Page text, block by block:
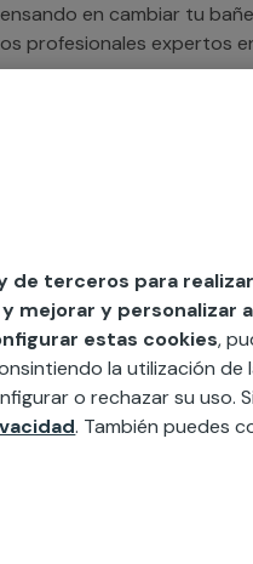
en cambiar tu
profesionales expertos
nuestros equipos
a la medida de tus
de nuestros equipos
de terceros para
y personalizar
estas cookies,
la utilización
o rechazar su uso.
. También puedes